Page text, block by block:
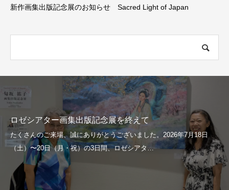
新作画集出版記念展のお知らせ Sacred Light of Japan
ロゼシアター画集出版記念展を終えて